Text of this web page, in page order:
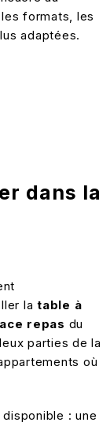
formats, les
adaptées.
dans la
la table à
repas du
parties de la
où
: une